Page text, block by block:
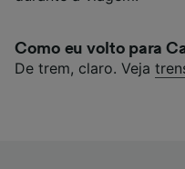
Como eu volto para
De trem, claro. Veja